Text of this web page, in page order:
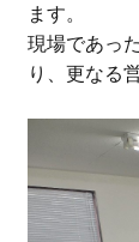
ます。
現場であっ
り、更なる